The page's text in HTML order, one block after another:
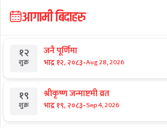
आगामी बिदाहरु
१२
शुक्र
जनै पूर्णिमा
भाद्र १२, २०८३-Aug 28, 2026
१९
शुक्र
श्रीकृष्ण जन्माष्टमी व्रत
भाद्र १९, २०८३-Sep 4, 2026